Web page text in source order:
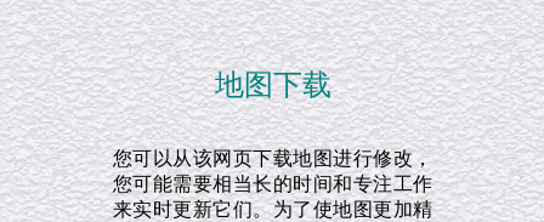
地图下载
您可以从该网页下载地图进行修改，
您可能需要相当长的时间和专注工作
来实时更新它们。为了使地图更加精